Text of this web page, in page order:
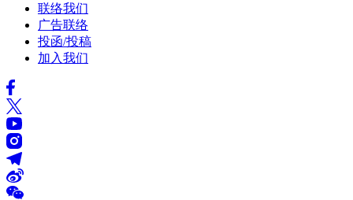
联络我们
广告联络
投函/投稿
加入我们